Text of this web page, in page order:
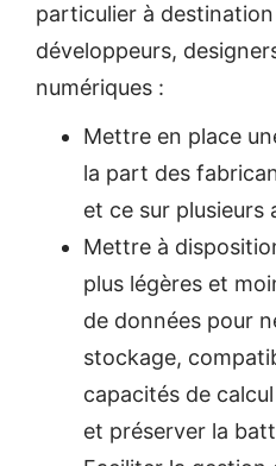
particulier à
développeurs,
numériques :
Mettre en place
la part des
et ce sur plusieurs
Mettre à
plus légères et
de données pour
stockage,
capacités de
et préserver la